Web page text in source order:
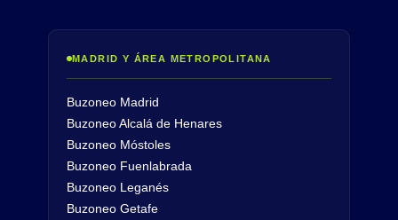
MADRID Y ÁREA METROPOLITANA
Buzoneo Madrid
Buzoneo Alcalá de Henares
Buzoneo Móstoles
Buzoneo Fuenlabrada
Buzoneo Leganés
Buzoneo Getafe